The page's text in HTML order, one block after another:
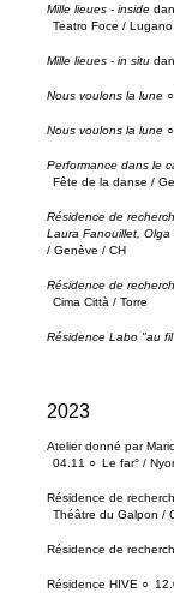
Mille lieues - inside
Teatro Foce /
Mille lieues - in situ
Nous voulons la lune○
Nous voulons la lune○
Performance dans le
Fête de la danse /
Résidence de
Laura Fanouillet,
/ Genève / CH
Résidence de
Cima Città / Torre
Résidence Labo "au
2023
Atelier donné par
04.11 ○ Le far° /
Résidence de
Théâtre du Galpon /
Résidence de
Résidence HIVE ○